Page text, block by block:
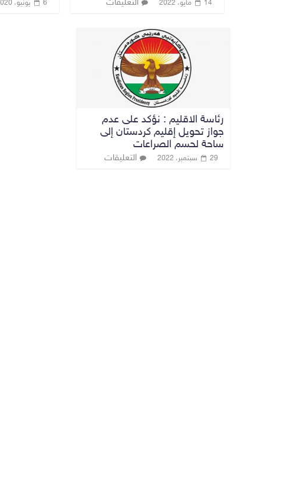
14 مايو، 2022 التعليقات 6 يونيو، 2020
رئاسة الاقليم : نؤكد على عدم
جواز تحويل إقليم كردستان إلى
ساحة لحسم الصراعات
29 سبتمبر، 2022 التعليقات